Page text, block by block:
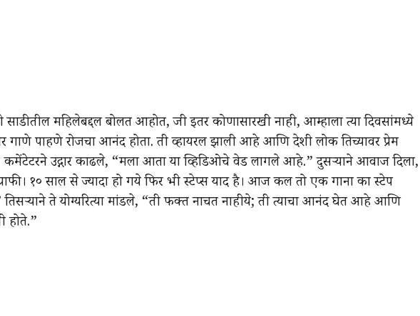
साडीतील महिलेबद्दल बोलत आहोत, जी इतर कोणासारखी नाही, आम्हाला त्या दिवसांमध्ये
पाहणे रोजचा आनंद होता. ती व्हायरल झाली आहे आणि देशी लोक तिच्यावर प्रेम
उद्गार काढले, “मला आता या व्हिडिओचे वेड लागले आहे.” दुसऱ्याने आवाज दिला,
१० साल से ज्यादा हो गये फिर भी स्टेप्स याद है। आज कल तो एक गाना का स्टेप
तिसऱ्याने ते योग्यरित्या मांडले, “ती फक्त नाचत नाहीये; ती त्याचा आनंद घेत आहे आणि
होते.”